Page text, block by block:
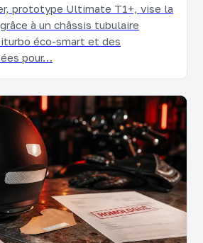
prototype Ultimate T1+, vise la
à un châssis tubulaire
éco-smart et des
pour…